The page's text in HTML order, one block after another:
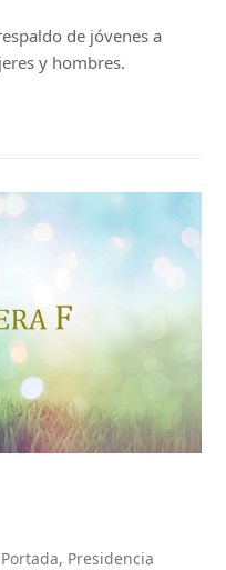
de jóvenes a
y hombres.
Portada, Presidencia